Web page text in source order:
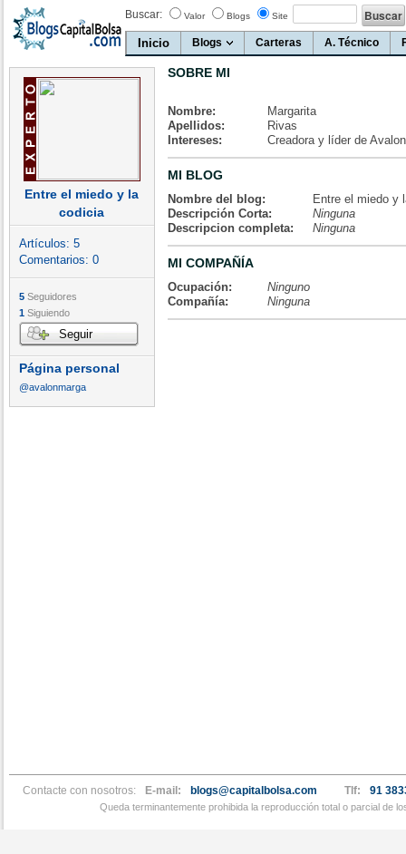
Buscar: Valor Blogs Site
Inicio Blogs Carteras A. Técnico
Entre el miedo y la
codicia
Artículos: 5
Comentarios: 0
5 Seguidores
1 Siguiendo
Seguir
Página personal
@avalonmarga
SOBRE MI
Nombre:
Margarita
Apellidos:
Rivas
Intereses:
Creadora y líder de
MI BLOG
Nombre del blog:
Entre el miedo y
Descripción Corta:
Ninguna
Descripcion completa:
Ninguna
MI COMPAÑÍA
Ocupación:
Ninguno
Compañía:
Ninguna
Contacte con nosotros: E-mail: blogs@capitalbolsa.com Tlf: 91
Queda terminantemente prohibida la reproducción total o parcial de